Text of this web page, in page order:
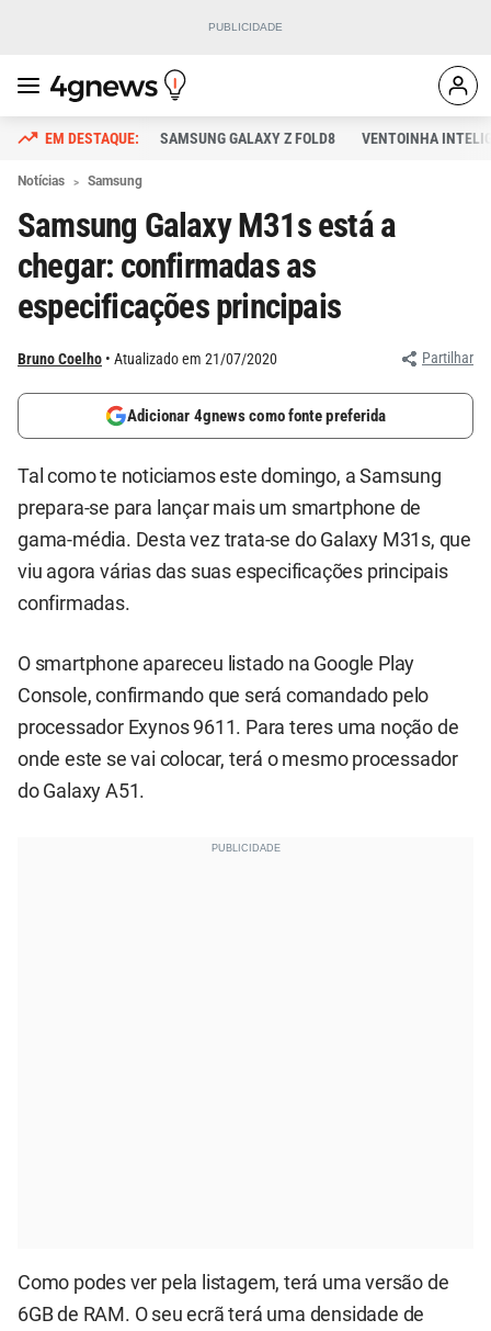
SAMSUNG GALAXY Z FOLD8 VENTOINHA
Notícias Samsung
Samsung Galaxy M31s está a
chegar: confirmadas as
especificações principais
Bruno Coelho Atualizado em 21/07/2020 Partilhar
Adicionar 4gnews como fonte preferida
Tal como te noticiamos este domingo, a Samsung
prepara-se para lançar mais um smartphone de
gama-média. Desta vez trata-se do Galaxy M31s, que
viu agora várias das suas especificações principais
confirmadas.
O smartphone apareceu listado na Google Play
Console, confirmando que será comandado pelo
processador Exynos 9611. Para teres uma noção de
onde este se vai colocar, terá o mesmo processador
do Galaxy A51.
Como podes ver pela listagem, terá uma versão de
6GB de RAM. O seu ecrã terá uma densidade de